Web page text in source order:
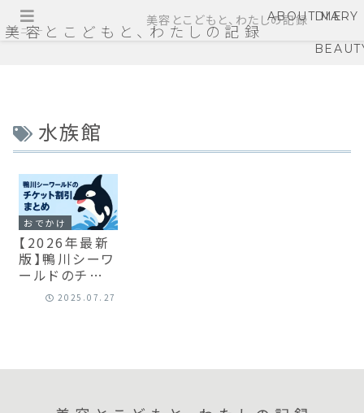
美容とこどもと、わたしの記録
ABOUT ME
DIARY
水族館
おでかけ
【2026年最新
版】鴨川シーワ
ールドのチケッ
ト割引・料金徹
底解説！最安で
2025.07.27
メニュー
美容とこどもと、わたしの記録